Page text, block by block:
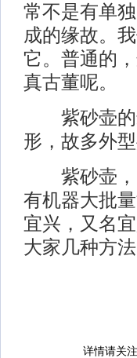
常不是有单
成的缘故。
它。普通的
真古董呢。
紫砂壶的
形，故多外
紫砂壶，
有机器大批
宜兴，又名
大家几种方法
详情请关